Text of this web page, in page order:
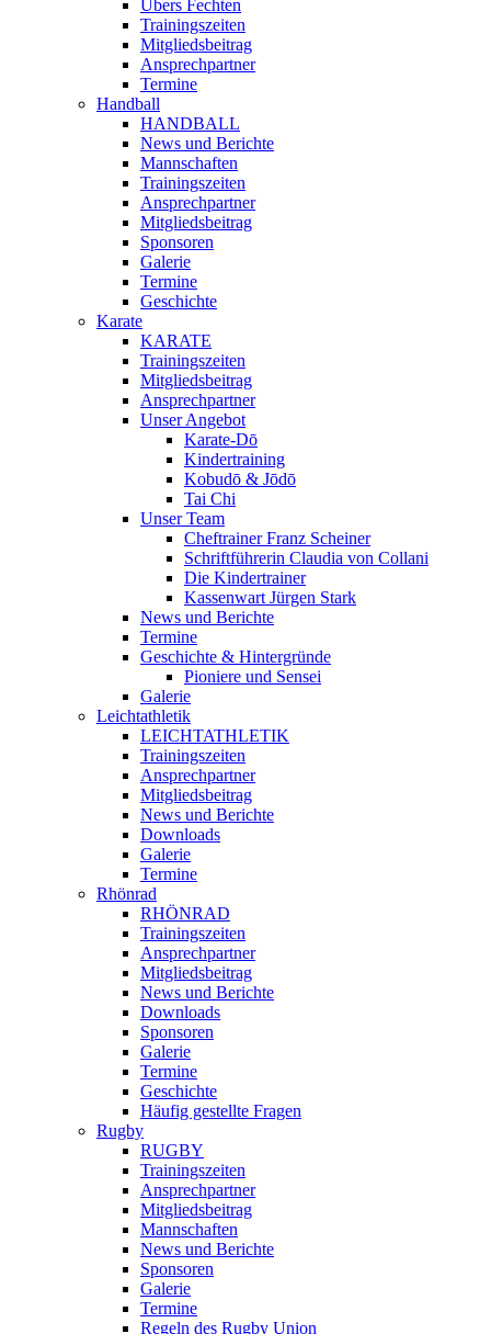
Übers Fechten
Trainingszeiten
Mitgliedsbeitrag
Ansprechpartner
Termine
Handball
HANDBALL
News und Berichte
Mannschaften
Trainingszeiten
Ansprechpartner
Mitgliedsbeitrag
Sponsoren
Galerie
Termine
Geschichte
Karate
KARATE
Trainingszeiten
Mitgliedsbeitrag
Ansprechpartner
Unser Angebot
Karate-Dō
Kindertraining
Kobudō & Jōdō
Tai Chi
Unser Team
Cheftrainer Franz Scheiner
Schriftführerin Claudia von Collani
Die Kindertrainer
Kassenwart Jürgen Stark
News und Berichte
Termine
Geschichte & Hintergründe
Pioniere und Sensei
Galerie
Leichtathletik
LEICHTATHLETIK
Trainingszeiten
Ansprechpartner
Mitgliedsbeitrag
News und Berichte
Downloads
Galerie
Termine
Rhönrad
RHÖNRAD
Trainingszeiten
Ansprechpartner
Mitgliedsbeitrag
News und Berichte
Downloads
Sponsoren
Galerie
Termine
Geschichte
Häufig gestellte Fragen
Rugby
RUGBY
Trainingszeiten
Ansprechpartner
Mitgliedsbeitrag
Mannschaften
News und Berichte
Sponsoren
Galerie
Termine
Regeln des Rugby Union